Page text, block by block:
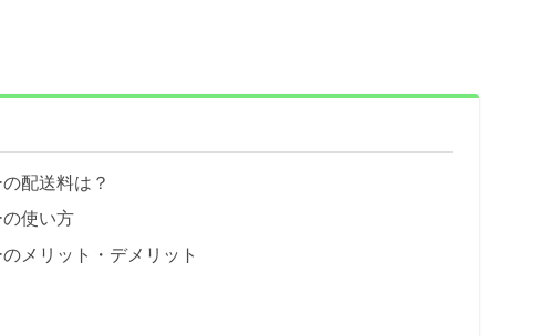
配送料は？
使い方
メリット・デメリット